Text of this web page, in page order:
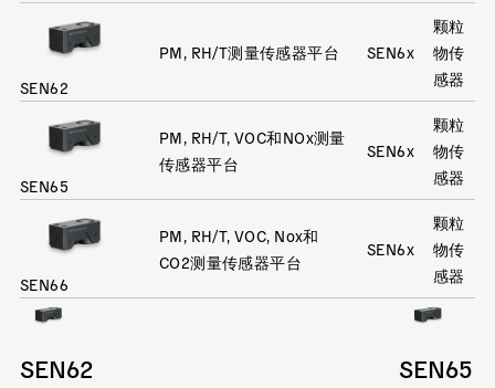
SEN62
PM, RH/T测量传感器平台 SEN6x
颗粒
物传
感器
SEN65
PM, RH/T, VOC和NOx测量
传感器平台
SEN6x
颗粒
物传
感器
SEN66
PM, RH/T, VOC, Nox和
CO2测量传感器平台
SEN6x
颗粒
物传
感器
SEN62 SEN65